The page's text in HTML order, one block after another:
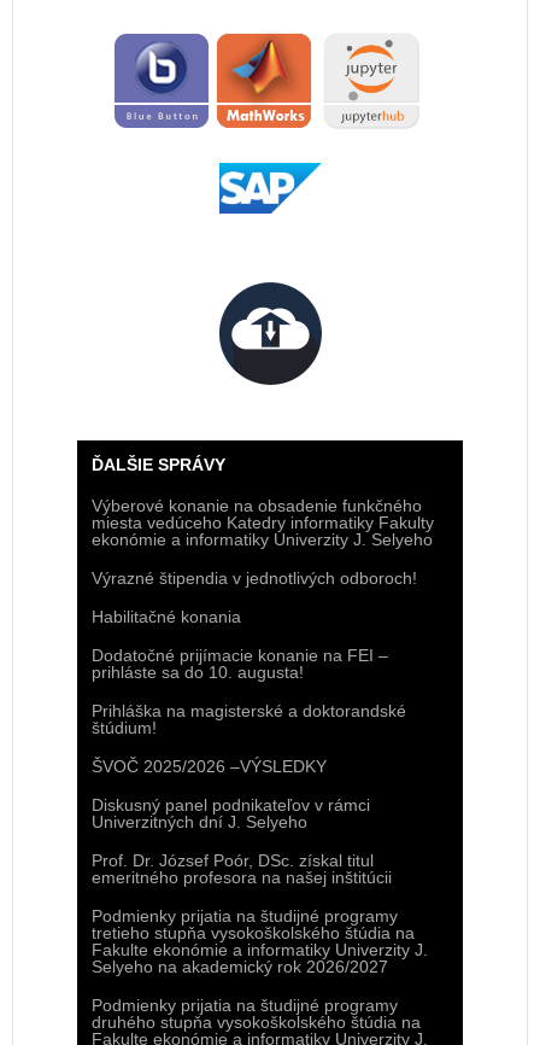
ĎALŠIE SPRÁVY
Výberové konanie na obsadenie funkčného
miesta vedúceho Katedry informatiky Fakulty
ekonómie a informatiky Univerzity J. Selyeho
Výrazné štipendia v jednotlivých odboroch!
Habilitačné konania
Dodatočné prijímacie konanie na FEI –
prihláste sa do 10. augusta!
Prihláška na magisterské a doktorandské
štúdium!
ŠVOČ 2025/2026 –VÝSLEDKY
Diskusný panel podnikateľov v rámci
Univerzitných dní J. Selyeho
Prof. Dr. József Poór, DSc. získal titul
emeritného profesora na našej inštitúcii
Podmienky prijatia na študijné programy
tretieho stupňa vysokoškolského štúdia na
Fakulte ekonómie a informatiky Univerzity J.
Selyeho na akademický rok 2026/2027
Podmienky prijatia na študijné programy
druhého stupňa vysokoškolského štúdia na
Fakulte ekonómie a informatiky Univerzity J.